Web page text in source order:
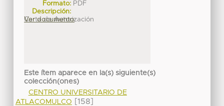
Formato: PDF
Descripción:
Carta de Autorización
Ver documento
Este ítem aparece en la(s) siguiente(s)
colección(ones)
CENTRO UNIVERSITARIO DE
ATLACOMULCO
[158]